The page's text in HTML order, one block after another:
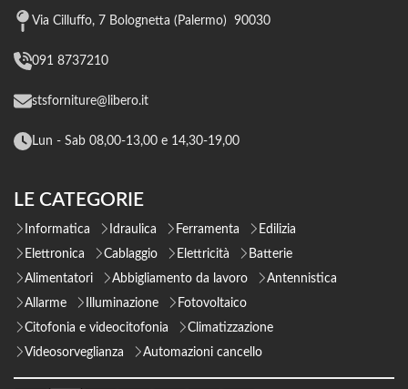
Via Cilluffo, 7 Bolognetta (Palermo) 90030
091 8737210
stsforniture@libero.it
Lun - Sab 08,00-13,00 e 14,30-19,00
LE CATEGORIE
Informatica Idraulica Ferramenta
Edilizia
Elettronica
Cablaggio Elettricità
Batterie
Alimentatori
Abbigliamento da lavoro
Antennistica
Allarme
Illuminazione
Fotovoltaico
Citofonia e videocitofonia
Climatizzazione
Videosorveglianza
Automazioni cancello